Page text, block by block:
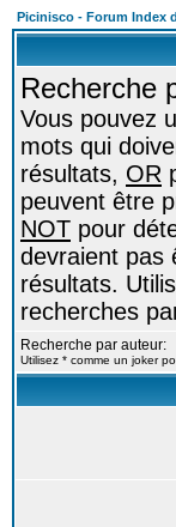
Picinisco - Forum Index
Recherche
Vous pouvez
mots qui
résultats, OR
peuvent être
NOT pour
devraient pas
résultats.
recherches
Recherche par auteur:
Utilisez * comme un joker